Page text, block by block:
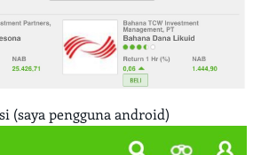
(saya pengguna android)